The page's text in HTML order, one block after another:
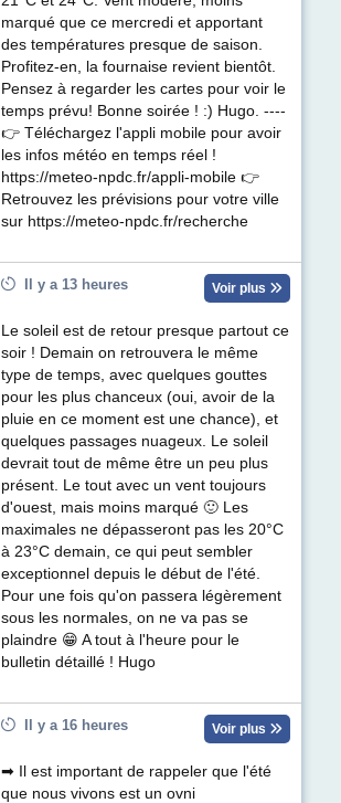
marqué que ce mercredi et apportant
des températures presque de saison.
Profitez-en, la fournaise revient bientôt.
Pensez à regarder les cartes pour voir le
temps prévu! Bonne soirée ! :) Hugo. ----
👉 Téléchargez l'appli mobile pour avoir
les infos météo en temps réel !
https://meteo-npdc.fr/appli-mobile 👉
Retrouvez les prévisions pour votre ville
sur https://meteo-npdc.fr/recherche
Il y a 13 heures Voir plus
Le soleil est de retour presque partout ce
soir ! Demain on retrouvera le même
type de temps, avec quelques gouttes
pour les plus chanceux (oui, avoir de la
pluie en ce moment est une chance), et
quelques passages nuageux. Le soleil
devrait tout de même être un peu plus
présent. Le tout avec un vent toujours
d'ouest, mais moins marqué 🙂 Les
maximales ne dépasseront pas les 20°C
à 23°C demain, ce qui peut sembler
exceptionnel depuis le début de l'été.
Pour une fois qu'on passera légèrement
sous les normales, on ne va pas se
plaindre 😁 A tout à l'heure pour le
bulletin détaillé ! Hugo
Il y a 16 heures Voir plus
➡ Il est important de rappeler que l'été
que nous vivons est un ovni